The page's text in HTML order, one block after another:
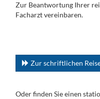
Zur Beantwortung Ihrer
Facharzt vereinbaren.
Zur schriftlichen
Oder finden Sie einen